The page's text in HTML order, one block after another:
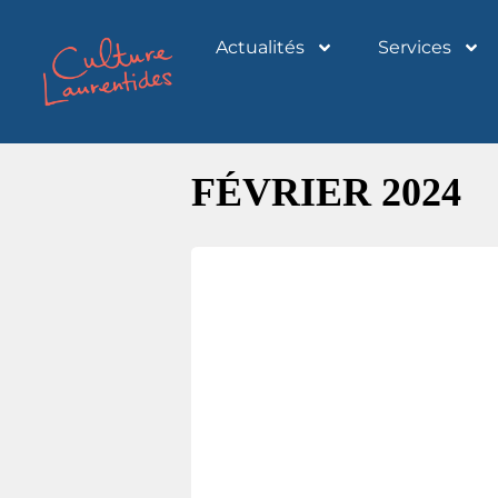
Actualités Services
FÉVRIER 2024